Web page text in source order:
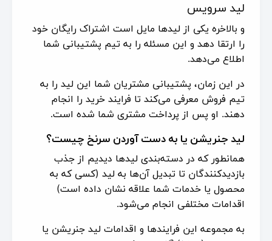
لید سرویس
و بالاخره یکی از لیدها مایل است اشتراک رایگان خود
را ارتقا دهد و این مسئله را به تیم پشتیبانی شما
اطلاع می‌دهد.
در این زمان، پشتیبانی مشتریان شما این لید را به
تیم فروش معرفی می‌کند تا فرایند خرید را انجام
دهند. او پس از پرداخت مشتری شما شده است.
لید جنریشن یا به دست آوردن سرنخ چیست؟
همانطور که در دسته‌بندی لیدها دیدیم از جذب
بازدیدکنندگان تا تبدیل آن‌ها به لید (کسی که به
محصول یا خدمات شما علاقه نشان داده است)
اقدامات مختلفی انجام می‌شود.
به مجموعه این فرایندها و اقدامات لید جنریشن یا